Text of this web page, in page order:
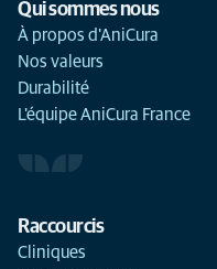
Qui sommes nous
À propos d'AniCura
Nos valeurs
Durabilité
L'équipe AniCura France
Raccourcis
Cliniques